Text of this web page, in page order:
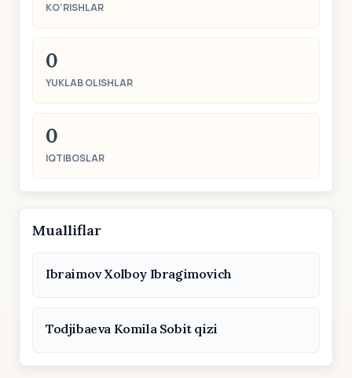
KO‘RISHLAR
0
YUKLAB OLISHLAR
0
IQTIBOSLAR
Mualliflar
Ibraimov Xolboy Ibragimovich
Todjibaeva Komila Sobit qizi